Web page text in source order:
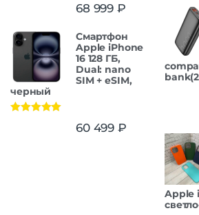
68 999 ₽
Смартфон
Apple iPhone
16 128 ГБ,
Dual: nano
SIM + eSIM,
черный
60 499 ₽
Apple